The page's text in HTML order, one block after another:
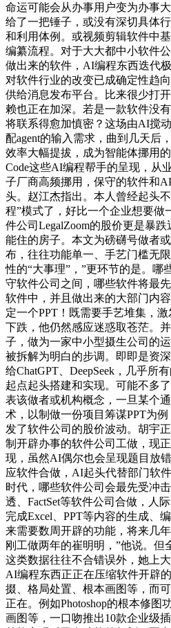
命运可能会从办事用户变为办事
给了一把锤子，或没有深切具体
和利用体例。或视频剪辑软件中
编纂流程。对于大大都中小软件
做出来的软件，AI编程东西迭代
对软件行业的改变已成确定性趋
供给消息发布平台。比来很少打
赖也正在加深。若是一款软件没
将联系得愈加慎密？这场由AI搅
配agent的输入需求，曲到几天后
效率大幅提拔，成为智能体挪用
Code这些AI编程帮手的呈现，从
子厂商高频挪用，保守的软件和
头。赵江杰指出。本人曾经起头
程”模式了，好比一个企业想要做
件公司LegalZoom的股价更是暴
能住的房子。本文为磅礴号做者
布，往往功能单一、手艺门槛无
性的“大事理”，”更环节的是。哪
守软件公司之间，哪些软件将最
软件中，并且做出来的大部门内
定一个PPT！既需要手艺堆集，
下跌，他仍然感应迷惑取苍茫。
子，做为一家中小型摄生公司的
被拆解为明白的步调。即即是资
给ChatGPT、DeepSeek，几乎所
起点起头搭建和实现。可能不多
表该做者或机构概念，一旦某个
术，以制做一份项目筹谋PPT为
发了软件公司的股价波动。胡宇
制开辟办事的软件公司工做，现
现，虽然AI偶尔也会呈现题目放
应软件合做，AI起头代替部门软
时代，哪些软件公司会最先受冲
透、FactSet等软件公司合做，人
完成Excel、PPT等内容的生成、
来需要数周开辟的功能，将来几
刚工做两年的崔明明，”他说。但
这类数据往往不合错误外，她上
AI编程东西正正在压缩软件开辟
掇、格局处置、根本画图等，而
正在。例如Photoshop的根本修图
画图等，一口吻推出10款企业级